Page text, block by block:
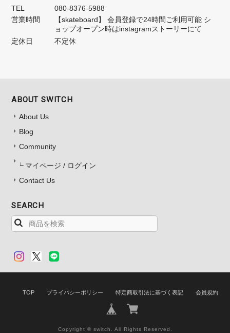
TEL
080-8376-5988
営業時間
【skateboard】 会員登録で24時間ご利用可能 シ
ョップオープン時はinstagramストーリーにて
定休日
不定休
ABOUT SWITCH
About Us
Blog
Community
マイページ / ログイン
Contact Us
SEARCH
TOP プライバシーポリシー 特定商取引法に基づく表記 会員規約
Copyright © switch. All Rights Reserved.